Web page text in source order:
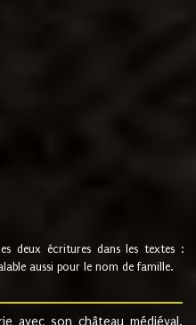
deux écritures dans les textes :
aussi pour le nom de famille.
avec son château médiéval.